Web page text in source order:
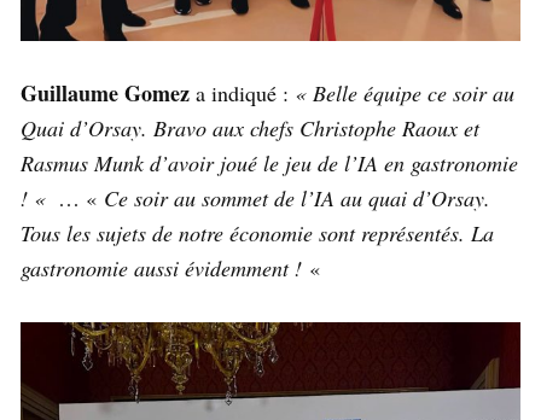
Guillaume Gomez a indiqué : « Belle équipe ce soir au
Quai d’Orsay. Bravo aux chefs Christophe Raoux et
Rasmus Munk d’avoir joué le jeu de l’IA en gastronomie
! « … « Ce soir au sommet de l’IA au quai d’Orsay.
Tous les sujets de notre économie sont représentés. La
gastronomie aussi évidemment ! «